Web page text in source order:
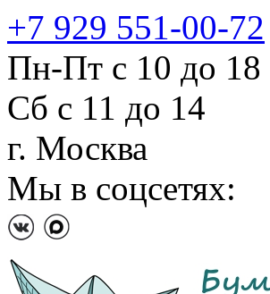
+7 929 551-00-72
Пн-Пт с 10 до 18
Сб с 11 до 14
г. Москва
Мы в соцсетях: